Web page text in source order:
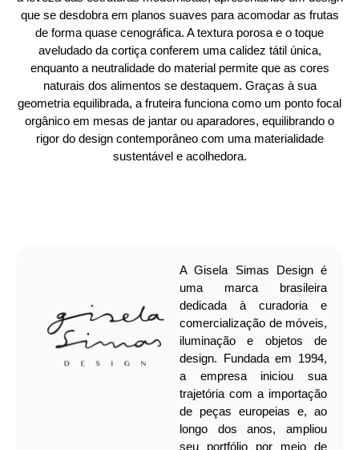
que se desdobra em planos suaves para acomodar as frutas
de forma quase cenográfica. A textura porosa e o toque
aveludado da cortiça conferem uma calidez tátil única,
enquanto a neutralidade do material permite que as cores
naturais dos alimentos se destaquem. Graças à sua
geometria equilibrada, a fruteira funciona como um ponto focal
orgânico em mesas de jantar ou aparadores, equilibrando o
rigor do design contemporâneo com uma materialidade
sustentável e acolhedora.
A Gisela Simas Design é
uma marca brasileira
dedicada à curadoria e
comercialização de móveis,
iluminação e objetos de
design. Fundada em 1994,
a empresa iniciou sua
trajetória com a importação
de peças europeias e, ao
longo dos anos, ampliou
seu portfólio por meio de